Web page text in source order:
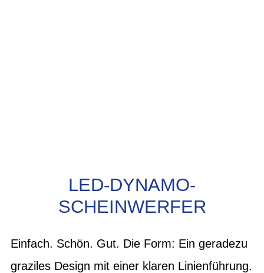
LED-DYNAMO-
SCHEINWERFER
Einfach. Schön. Gut. Die Form: Ein geradezu
graziles Design mit einer klaren Linienführung.